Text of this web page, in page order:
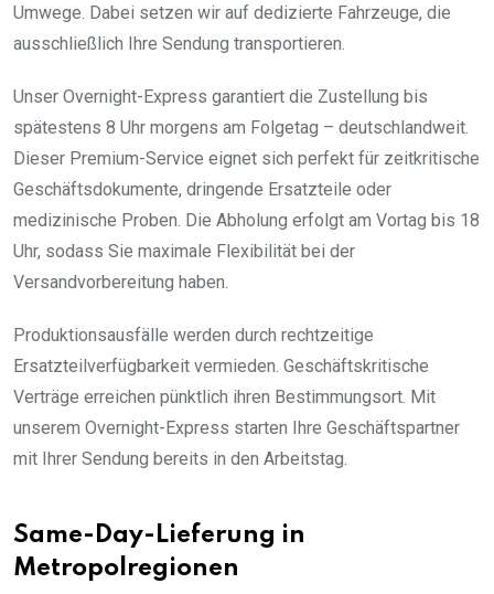
Umwege. Dabei setzen wir auf dedizierte Fahrzeuge, die
ausschließlich Ihre Sendung transportieren.
Unser Overnight-Express garantiert die Zustellung bis
spätestens 8 Uhr morgens am Folgetag – deutschlandweit.
Dieser Premium-Service eignet sich perfekt für zeitkritische
Geschäftsdokumente, dringende Ersatzteile oder
medizinische Proben. Die Abholung erfolgt am Vortag bis 18
Uhr, sodass Sie maximale Flexibilität bei der
Versandvorbereitung haben.
Produktionsausfälle werden durch rechtzeitige
Ersatzteilverfügbarkeit vermieden. Geschäftskritische
Verträge erreichen pünktlich ihren Bestimmungsort. Mit
unserem Overnight-Express starten Ihre Geschäftspartner
mit Ihrer Sendung bereits in den Arbeitstag.
Same-Day-Lieferung in
Metropolregionen